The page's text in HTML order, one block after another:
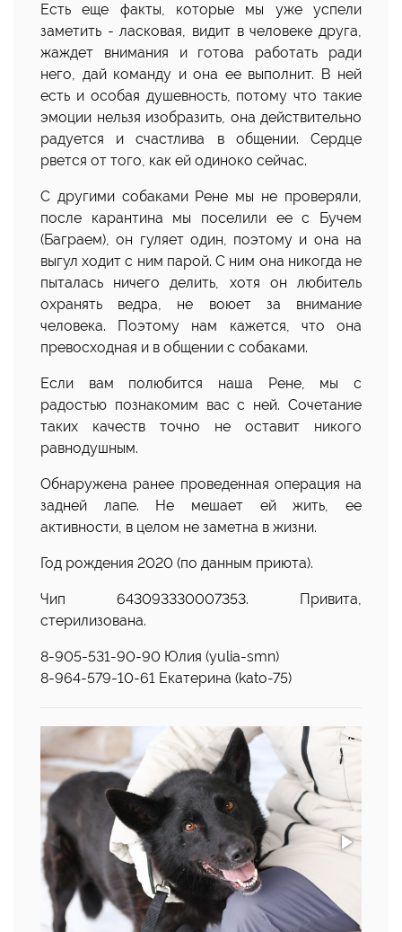
Есть еще факты, которые мы уже успели
заметить - ласковая, видит в человеке друга,
жаждет внимания и готова работать ради
него, дай команду и она ее выполнит. В ней
есть и особая душевность, потому что такие
эмоции нельзя изобразить, она действительно
радуется и счастлива в общении. Сердце
рвется от того, как ей одиноко сейчас.
С другими собаками Рене мы не проверяли,
после карантина мы поселили ее с Бучем
(Баграем), он гуляет один, поэтому и она на
выгул ходит с ним парой. С ним она никогда не
пыталась ничего делить, хотя он любитель
охранять ведра, не воюет за внимание
человека. Поэтому нам кажется, что она
превосходная и в общении с собаками.
Если вам полюбится наша Рене, мы с
радостью познакомим вас с ней. Сочетание
таких качеств точно не оставит никого
равнодушным.
Обнаружена ранее проведенная операция на
задней лапе. Не мешает ей жить, ее
активности, в целом не заметна в жизни.
Год рождения 2020 (по данным приюта).
Чип 643093330007353. Привита,
стерилизована.
8-905-531-90-90 Юлия (yulia-smn)
8-964-579-10-61 Екатерина (kato-75)